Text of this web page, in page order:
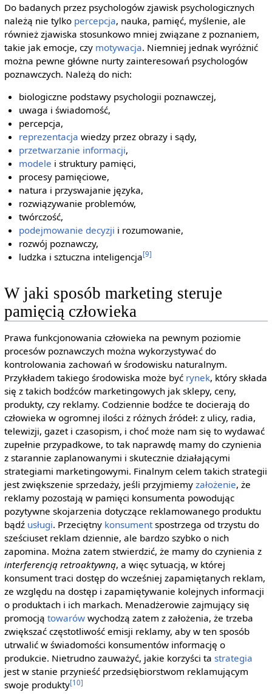
Do badanych przez psychologów zjawisk psychologicznych
należą nie tylko percepcja, nauka, pamięć, myślenie, ale
również zjawiska stosunkowo mniej związane z poznaniem,
takie jak emocje, czy motywacja. Niemniej jednak wyróżnić
można pewne główne nurty zainteresowań psychologów
poznawczych. Należą do nich:
biologiczne podstawy psychologii poznawczej,
uwaga i świadomość,
percepcja,
reprezentacja wiedzy przez obrazy i sądy,
przetwarzanie informacji,
modele i struktury pamięci,
procesy pamięciowe,
natura i przyswajanie języka,
rozwiązywanie problemów,
twórczość,
podejmowanie decyzji i rozumowanie,
rozwój poznawczy,
ludzka i sztuczna inteligencja[9]
W jaki sposób marketing steruje
pamięcią człowieka
Prawa funkcjonowania człowieka na pewnym poziomie
procesów poznawczych można wykorzystywać do
kontrolowania zachowań w środowisku naturalnym.
Przykładem takiego środowiska może być rynek, który składa
się z takich bodźców marketingowych jak sklepy, ceny,
produkty, czy reklamy. Codziennie bodźce te docierają do
człowieka w ogromnej ilości z różnych źródeł: z ulicy, radia,
telewizji, gazet i czasopism, i choć może nam się to wydawać
zupełnie przypadkowe, to tak naprawdę mamy do czynienia
z starannie zaplanowanymi i skutecznie działającymi
strategiami marketingowymi. Finalnym celem takich strategii
jest zwiększenie sprzedaży, jeśli przyjmiemy założenie, że
reklamy pozostają w pamięci konsumenta powodując
pozytywne skojarzenia dotyczące reklamowanego produktu
bądź usługi. Przeciętny konsumentspostrzega od trzystu do
sześciuset reklam dziennie, ale bardzo szybko o nich
zapomina. Można zatem stwierdzić, że mamy do czynienia z
interferencją retroaktywną, a więc sytuacją, w której
konsument traci dostęp do wcześniej zapamiętanych reklam,
ze względu na dostęp i zapamiętywanie kolejnych informacji
o produktach i ich markach. Menadżerowie zajmujący się
promocją towarówwychodzą zatem z założenia, że trzeba
zwiększać częstotliwość emisji reklamy, aby w ten sposób
utrwalić w świadomości konsumentów informację o
produkcie. Nietrudno zauważyć, jakie korzyści ta strategia
jest w stanie przynieść przedsiębiorstwom reklamującym
swoje produkty[10]